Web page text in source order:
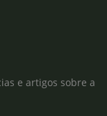
e artigos sobre a